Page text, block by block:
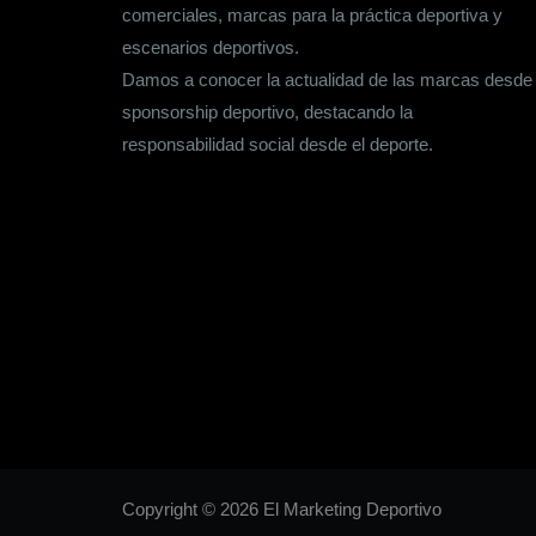
comerciales, marcas para la práctica deportiva y
escenarios deportivos.
Damos a conocer la actualidad de las marcas desde
sponsorship deportivo, destacando la
responsabilidad social desde el deporte.
Copyright © 2026 El Marketing Deportivo